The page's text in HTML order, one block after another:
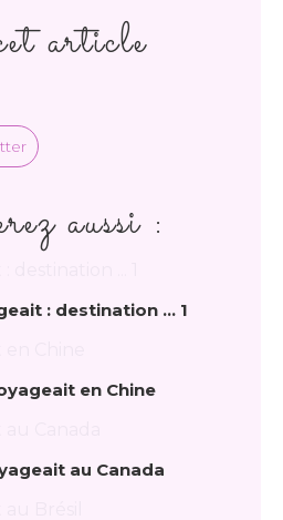
article
aussi :
: destination ... 1
en Chine
au Canada